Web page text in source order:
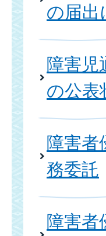
の届出
障害児
の公表
障害者
務委託
障害者